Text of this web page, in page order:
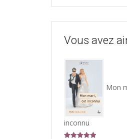
Vous avez
Mon
inconnu